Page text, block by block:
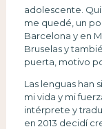
adolescente.
me quedé, un
Barcelona y en
Bruselas y
puerta, motivo
Las lenguas han
mi vida y mi
intérprete y
en 2013 decidí